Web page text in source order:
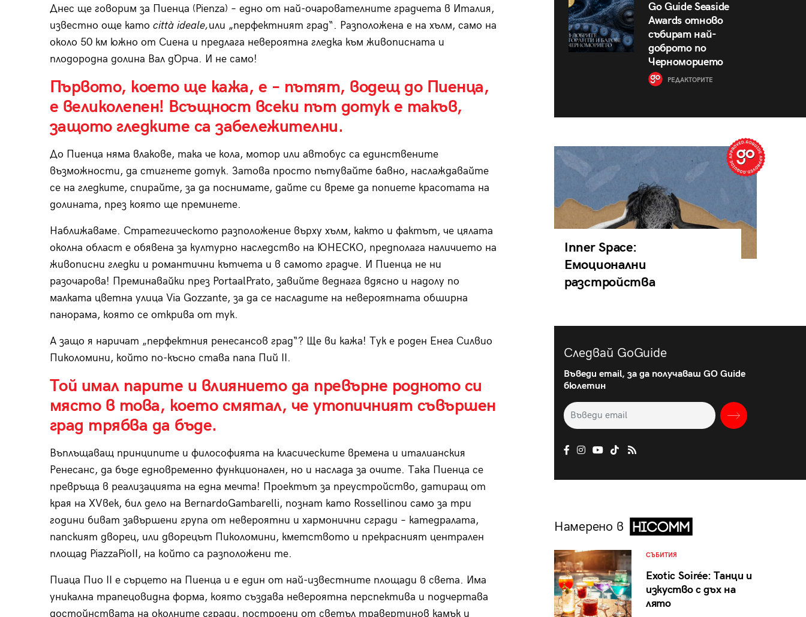
Днес ще говорим за Пиенца (Pienza) – едно от най-очарователните градчета в Италия,
известно още като città ideale,или „перфектният град“. Разположена е на хълм, само на
около 50 км южно от Сиена и предлага невероятна гледка към живописната и
плодородна долина Вал д`Орча. И не само!
Първото, което ще кажа, е – пътят, водещ до Пиенца,
е великолепен! Всъщност всеки път дотук е такъв,
защото гледките са забележителни.
До Пиенца няма влакове, така че кола, мотор или автобус са единствените
възможности, да стигнете дотук. Затова просто пътувайте бавно, наслаждавайте
се на гледките, спирайте, за да поснимате, дайте си време да попиете красотата на
долината, през която ще преминете.
Наближаваме. Стратегическото разположение върху хълм, както и фактът, че цялата
околна област е обявена за културно наследство на ЮНЕСКО, предполага наличието на
живописни гледки и романтични кътчета и в самото градче. И Пиенца не ни
разочарова! Преминавайки през PortaalPrato, завийте веднага вдясно и надолу по
малката цветна улица Via Gozzante, за да се насладите на невероятната обширна
панорама, която се открива от тук.
А защо я наричат „перфектния ренесансов град“? Ще ви кажа! Тук е роден Енеа Силвио
Пиколомини, който по-късно става папа Пий II.
Той имал парите и влиянието да превърне родното си
място в това, което смятал, че утопичният съвършен
град трябва да бъде.
Въплъщаващ принципите и философията на класическите времена и италианския
Ренесанс, да бъде едновременно функционален, но и наслада за очите. Така Пиенца се
превръща в реализацията на една мечта! Проектът за преустройство, датиращ от
края на XVвек, бил дело на BernardoGambarelli, познат като Rossellinoи само за три
години биват завършени група от невероятни и хармонични сгради – катедралата,
папският дворец, или дворецът Пиколомини, кметството и прекрасният централен
площад PiazzaPioII, на който са разположени те.
Пиаца Пио II е сърцето на Пиенца и е един от най-известните площади в света. Има
уникална трапецовидна форма, която създава невероятна перспектива и подчертава
достойнствата на околните сгради, построени от светъл травертинов камък и
Go Guide Seaside
Awards отново
събират най-
доброто по
Черноморието
РЕДАКТОРИТЕ
Inner Space:
Емоционални
разстройства
Следвай GoGuide
Въведи email, за да получаваш GO Guide
бюлетин
Намерено в
СЪБИТИЯ
Exotic Soirée: Танци и
изкуство с дъх на
лято